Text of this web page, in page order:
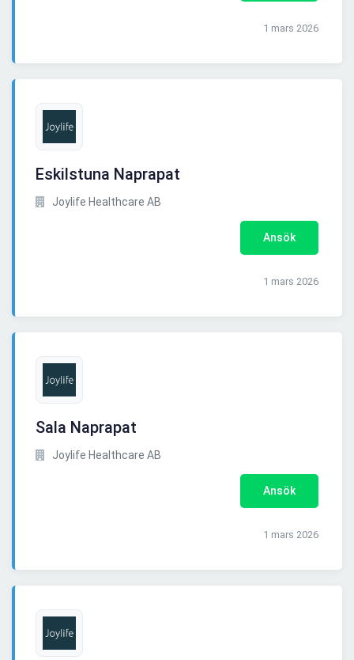
1 mars 2026
Eskilstuna Naprapat
Joylife Healthcare AB
Ansök
1 mars 2026
Sala Naprapat
Joylife Healthcare AB
Ansök
1 mars 2026